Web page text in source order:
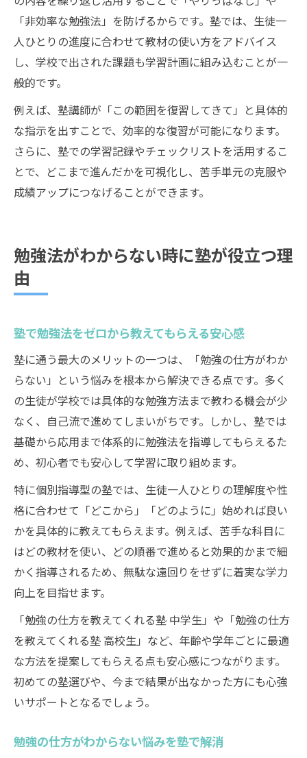
「非効率な勉強法」を防げるからです。塾では、生徒一
人ひとりの進度に合わせて教材の使い方をアドバイス
し、学校で出された課題も学習計画に組み込むことが一
般的です。
例えば、塾講師が「この範囲を復習してきて」と具体的
な指示を出すことで、効率的な復習が可能になります。
さらに、塾での学習記録やチェックリストを活用するこ
とで、どこまで進んだかを可視化し、苦手単元の克服や
成績アップにつなげることができます。
勉強法がわからない時に塾が役立つ理
由
塾で勉強法をゼロから教えてもらえる安心感
塾に通う最大のメリットの一つは、「勉強の仕方がわか
らない」という悩みを根本から解決できる点です。多く
の生徒が学校では具体的な勉強方法まで教わる機会が少
なく、自己流で進めてしまいがちです。しかし、塾では
基礎から応用まで体系的に勉強法を指導してもらえるた
め、初心者でも安心して学習に取り組めます。
特に個別指導型の塾では、生徒一人ひとりの理解度や性
格に合わせて「どこから」「どのように」始めれば良い
かを具体的に教えてもらえます。例えば、苦手な科目に
はどの教材を使い、どの順番で進めると効果的かまで細
かく指導されるため、無駄な遠回りをせずに着実な学力
向上を目指せます。
「勉強の仕方を教えてくれる塾 中学生」や「勉強の仕方
を教えてくれる塾 高校生」など、年齢や学年ごとに最適
な方法を提案してもらえる点も安心感につながります。
初めての塾選びや、今まで結果が出なかった方にも心強
いサポートとなるでしょう。
勉強の仕方がわからない悩みを塾で解消